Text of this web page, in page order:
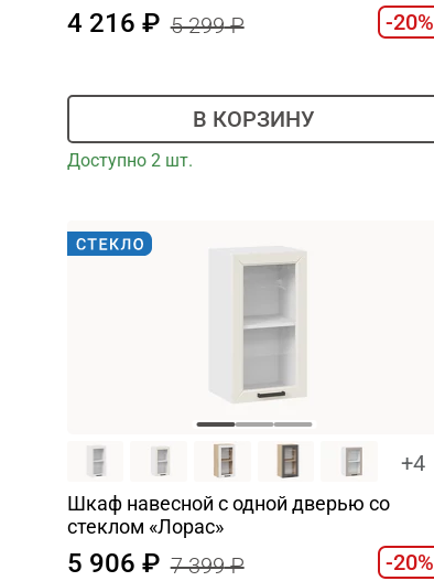
4 216 5 299 -20%
В КОРЗИНУ
Доступно 2 шт.
+4
Шкаф навесной c одной дверью со
стеклом «Лорас»
5 906 7 399 -20%